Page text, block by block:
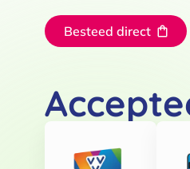
Besteed direct